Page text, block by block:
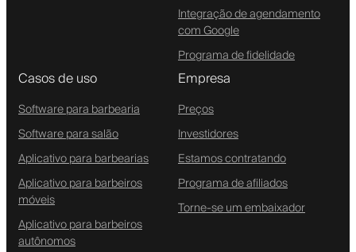
Integração de agendamento
com Google
Programa de fidelidade
Casos de uso
Software para barbearia
Software para salão
Aplicativo para barbearias
Aplicativo para barbeiros
móveis
Aplicativo para barbeiros
autônomos
Empresa
Preços
Investidores
Estamos contratando
Programa de afiliados
Torne-se um embaixador